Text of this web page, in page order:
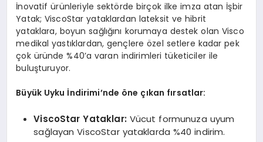
İnovatif ürünleriyle sektörde birçok ilke imza atan İşbir
Yatak; ViscoStar yataklardan lateksit ve hibrit
yataklara, boyun sağlığını korumaya destek olan Visco
medikal yastıklardan, gençlere özel setlere kadar pek
çok üründe %40’a varan indirimleri tüketiciler ile
buluşturuyor.
Büyük Uyku İndirimi’nde öne çıkan fırsatlar:
ViscoStar Yataklar: Vücut formunuza uyum
sağlayan ViscoStar yataklarda %40 indirim.